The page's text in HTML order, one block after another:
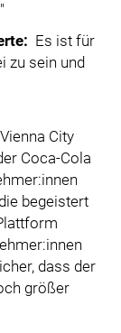
Es ist für
zu sein und
City
Coca-Cola
begeistert
dass der
größer